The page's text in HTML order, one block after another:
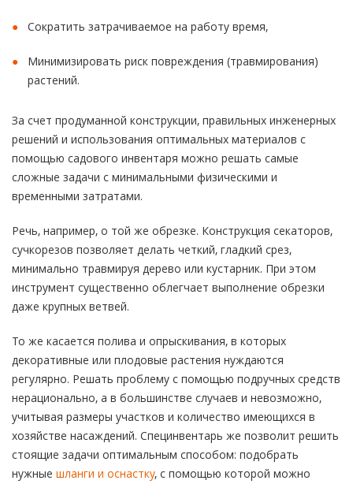
Сократить затрачиваемое на работу время,
Минимизировать риск повреждения (травмирования)
растений.
За счет продуманной конструкции, правильных инженерных
решений и использования оптимальных материалов с
помощью садового инвентаря можно решать самые
сложные задачи с минимальными физическими и
временными затратами.
Речь, например, о той же обрезке. Конструкция секаторов,
сучкорезов позволяет делать четкий, гладкий срез,
минимально травмируя дерево или кустарник. При этом
инструмент существенно облегчает выполнение обрезки
даже крупных ветвей.
То же касается полива и опрыскивания, в которых
декоративные или плодовые растения нуждаются
регулярно. Решать проблему с помощью подручных средств
нерационально, а в большинстве случаев и невозможно,
учитывая размеры участков и количество имеющихся в
хозяйстве насаждений. Специнвентарь же позволит решить
стоящие задачи оптимальным способом: подобрать
нужные шланги и оснастку, с помощью которой можно